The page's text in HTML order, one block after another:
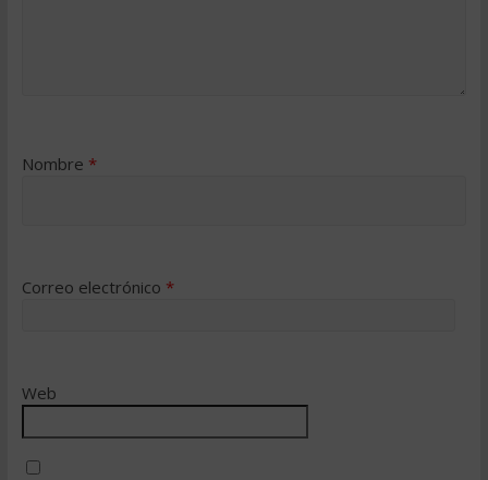
Nombre *
Correo electrónico *
Web